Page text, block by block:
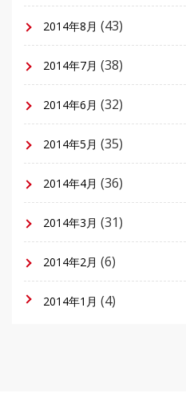
2014年8月 (43)
2014年7月 (38)
2014年6月 (32)
2014年5月 (35)
2014年4月 (36)
2014年3月 (31)
2014年2月 (6)
2014年1月 (4)